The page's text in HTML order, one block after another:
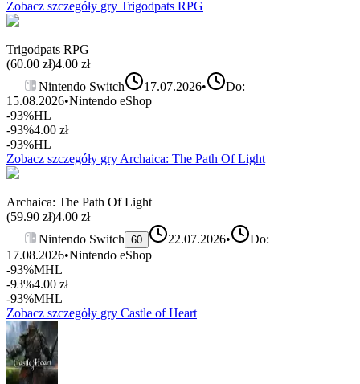
Zobacz szczegóły gry Trigodpats RPG
Trigodpats RPG
(60.00 zł)4.00 zł
Nintendo Switch
17.07.2026•
Do:
15.08.2026•Nintendo eShop
-93%HL
-93%4.00 zł
-93%HL
Zobacz szczegóły gry Archaica: The Path Of Light
Archaica: The Path Of Light
(59.90 zł)4.00 zł
Nintendo Switch 60 22.07.2026•
Do:
17.08.2026•Nintendo eShop
-93%MHL
-93%4.00 zł
-93%MHL
Zobacz szczegóły gry Castle of Heart